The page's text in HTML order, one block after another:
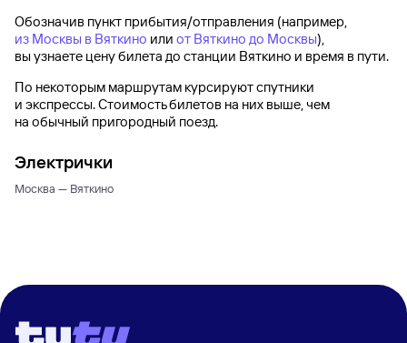
Обозначив пункт прибытия/отправления (например,
из Москвы в Вяткино или от Вяткино до Москвы),
вы узнаете цену билета до станции Вяткино и время в пути.
По некоторым маршрутам курсируют спутники
и экспрессы. Стоимость билетов на них выше, чем
на обычный пригородный поезд.
Электрички
Москва — Вяткино